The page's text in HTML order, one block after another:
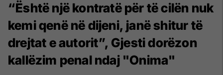
“Është një kontratë për të cilën nuk
kemi qenë në dijeni, janë shitur të
drejtat e autorit”, Gjesti dorëzon
kallëzim penal ndaj "Onima"